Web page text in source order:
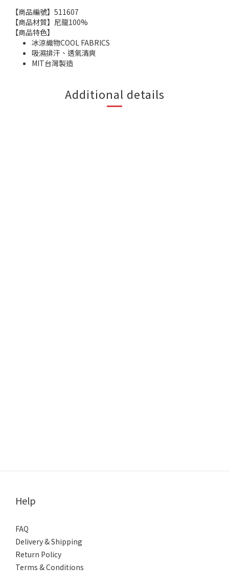
【商品編號】511607
【商品材質】尼龍100%
【商品特色】
冰涼織物COOL FABRICS
吸濕排汗、透氣清爽
MIT台灣製造
Additional details
Help
FAQ
Delivery & Shipping
Return Policy
Terms & Conditions